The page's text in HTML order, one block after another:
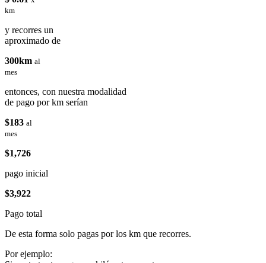
km
y recorres un
aproximado de
300km al
mes
entonces, con nuestra modalidad
de pago por km serían
$183 al
mes
$1,726
pago inicial
$3,922
Pago total
De esta forma solo pagas por los km que recorres.
Por ejemplo: